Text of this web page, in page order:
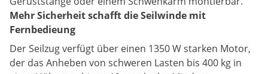
Mehr Sicherheit schafft die Seilwinde mit
Fernbedieung
Der Seilzug verfügt über einen 1350 W starken Motor,
der das Anheben von schweren Lasten bis 400 kg in